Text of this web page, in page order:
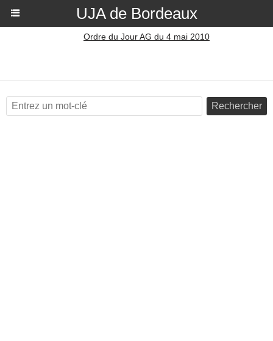
UJA de Bordeaux
Ordre du Jour AG du 4 mai 2010
Rechercher